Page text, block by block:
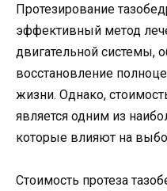
Протезирование
эффективный метод
двигательной системы,
восстановление
жизни. Однако,
является одним из
которые влияют на
Стоимость протеза